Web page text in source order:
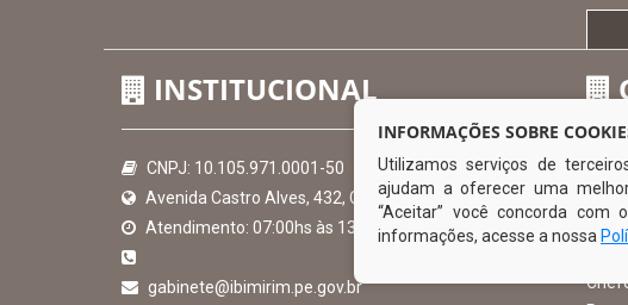
INSTITUCIONAL
CNPJ: 10.105.971.0001-50
Avenida Castro Alves, 432, Centro - CEP: 56-580-000
Atendimento: 07:00hs às 13:00hs
gabinete@ibimirim.pe.gov.br
O
Vice
INFORMAÇÕES SOBRE
Utilizamos serviços de
ajudam a oferecer uma
“Aceitar” você concorda
informações, acesse a nossa